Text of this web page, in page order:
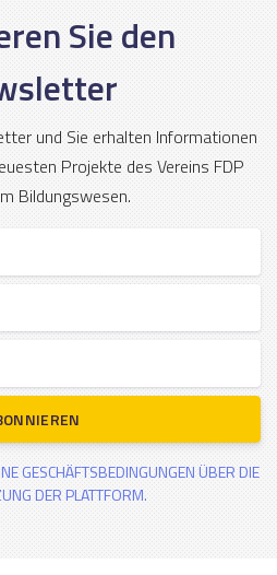
Sie den
und Sie erhalten Informationen
Projekte des Vereins FDP
Bildungswesen.
GESCHÄFTSBEDINGUNGEN ÜBER DIE
DER PLATTFORM.